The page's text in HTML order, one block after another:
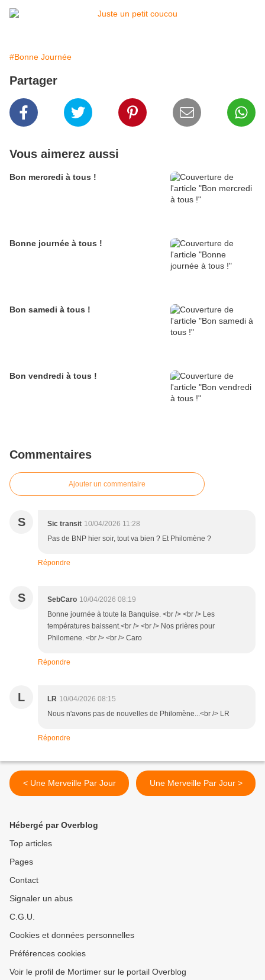
#Bonne Journée
Partager
Vous aimerez aussi
Bon mercredi à tous !
Bonne journée à tous !
Bon samedi à tous !
Bon vendredi à tous !
Commentaires
Ajouter un commentaire
S Sic transit 10/04/2026 11:28
Pas de BNP hier soir, tout va bien ? Et Philomène ?
Répondre
S SebCaro 10/04/2026 08:19
Bonne journée à toute la Banquise. <br /> <br /> Les
températures baissent.<br /> <br /> Nos prières pour
Philomene. <br /> <br /> Caro
Répondre
L LR 10/04/2026 08:15
Nous n'avons pas de nouvelles de Philomène...<br /> LR
Répondre
< Une Merveille Par Jour Une Merveille Par Jour >
Hébergé par Overblog
Top articles
Pages
Contact
Signaler un abus
C.G.U.
Cookies et données personnelles
Préférences cookies
Voir le profil de Mortimer sur le portail Overblog